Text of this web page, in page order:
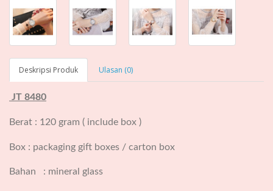
Deskripsi Produk Ulasan (0)
JT 8480
Berat : 120 gram ( include box )
Box : packaging gift boxes / carton box
Bahan : mineral glass